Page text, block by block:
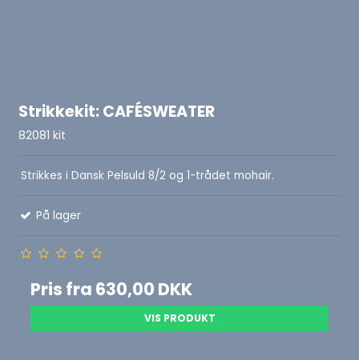
Strikkekit: CAFÉSWEATER
82081 kit
Strikkes i Dansk Pelsuld 8/2 og 1-trådet mohair.
På lager
Pris fra 630,00 DKK
VIS PRODUKT